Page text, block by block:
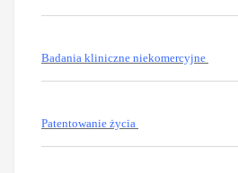
Badania kliniczne niekomercyjne
Patentowanie życia